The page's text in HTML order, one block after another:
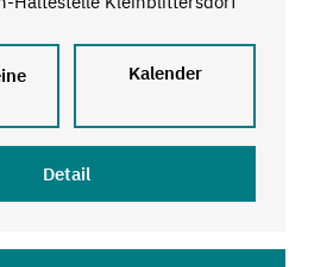
Kalender
Detail